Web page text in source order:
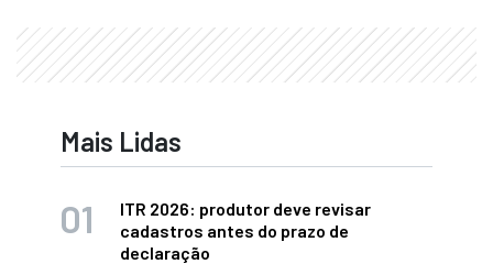
Mais Lidas
ITR 2026: produtor deve revisar
cadastros antes do prazo de
declaração